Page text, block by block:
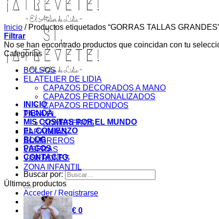
INICIO
TIENDA
MIS COSITAS POR EL MUNDO
EL COMIENZO
BLOG
PAGOS
CONTACTO
Buscar por:
Acceder / Registrarse
Carrito /0,00€ 0
Inicio /Productos etiquetados “GORRAS TALLAS
Filtrar
No se han encontrado productos que coincidan con tu
Categorías
BOLSOS
EL ATELIER DE LIDIA
CAPAZOS DECORADOS A MANO
CAPAZOS PERSONALIZADOS
CAPAZOS REDONDOS
PARA ÉL
SOMBREROS
PARAGUAS
SOMBREROS
VISERAS
VISERONES
ZONA INFANTIL
Últimos productos